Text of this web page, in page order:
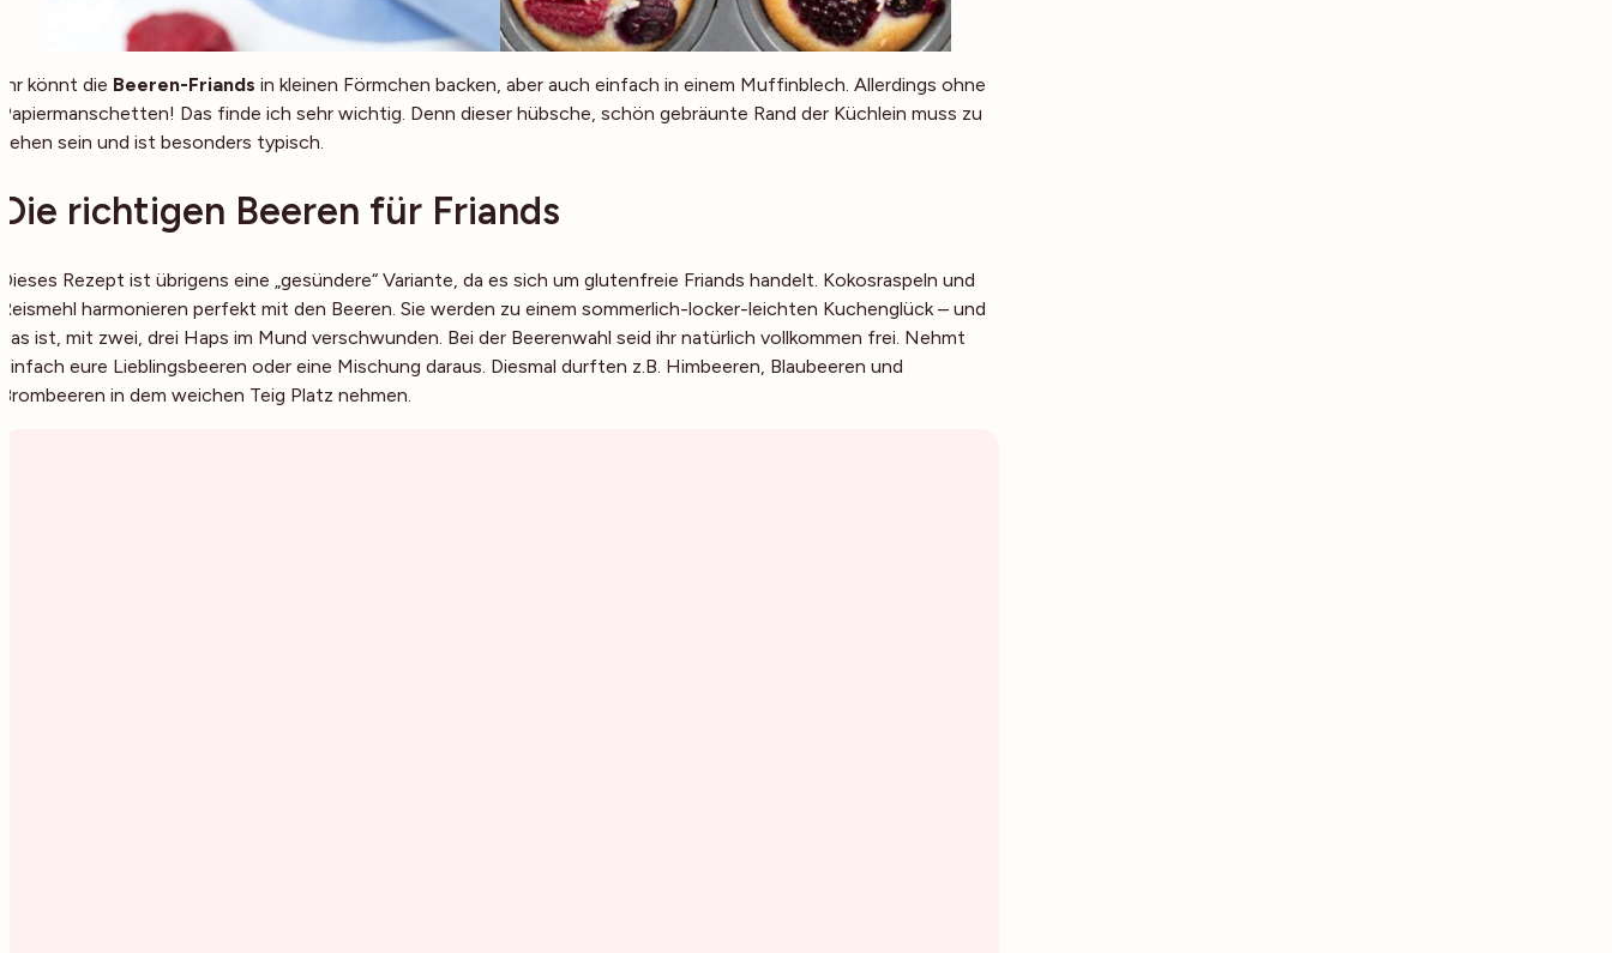
Ihr könnt die Beeren-Friands in kleinen Förmchen backen, aber auch einfach in einem Muffinblech. Allerdings ohne
Papiermanschetten! Das finde ich sehr wichtig. Denn dieser hübsche, schön gebräunte Rand der Küchlein muss zu
sehen sein und ist besonders typisch.
Die richtigen Beeren für Friands
Dieses Rezept ist übrigens eine „gesündere“ Variante, da es sich um glutenfreie Friands handelt. Kokosraspeln und
Reismehl harmonieren perfekt mit den Beeren. Sie werden zu einem sommerlich-locker-leichten Kuchenglück – und
das ist, mit zwei, drei Haps im Mund verschwunden. Bei der Beerenwahl seid ihr natürlich vollkommen frei. Nehmt
einfach eure Lieblingsbeeren oder eine Mischung daraus. Diesmal durften z.B. Himbeeren, Blaubeeren und
Brombeeren in dem weichen Teig Platz nehmen.